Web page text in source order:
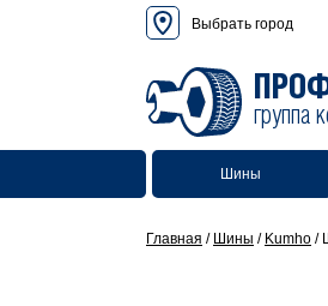
Выбрать город
группа
Шины
Главная / Шины / Kumho /